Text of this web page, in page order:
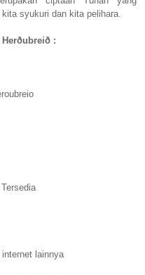
syukuri dan kita pelihara.
:
lainnya